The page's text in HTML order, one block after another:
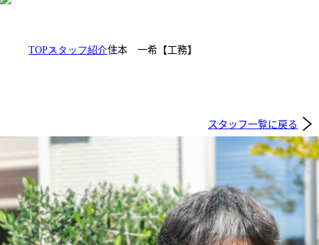
TOPスタッフ紹介住本 一希【工務】
スタッフ一覧に戻る